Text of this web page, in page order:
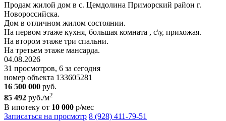
Продам жилой дом в с. Цемдолина Приморский район г.
Новороссийска.
Дом в отличном жилом состоянии.
На первом этаже кухня, большая комната , с\у, прихожая.
На втором этаже три спальни.
На третьем этаже мансарда.
04.08.2026
31 просмотров, 6 за сегодня
номер объекта 133605281
16 500 000 руб.
85 492 руб./м2
В ипотеку от 10 000 р/мес
Записаться на просмотр 8 (928) 411-79-51